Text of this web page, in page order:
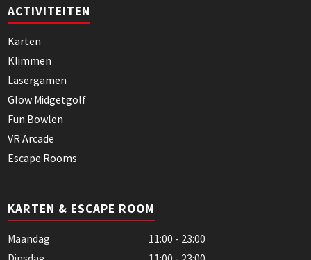
ACTIVITEITEN
Karten
Klimmen
Lasergamen
Glow Midgetgolf
Fun Bowlen
VR Arcade
Escape Rooms
KARTEN & ESCAPE ROOM
Maandag
11:00 - 23:00